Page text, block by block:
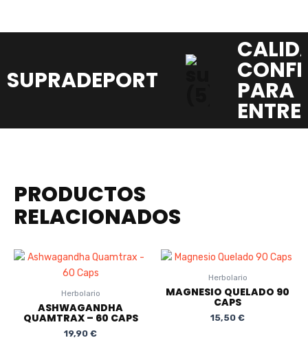
SUPRADEPORT PARA
PRODUCTOS
RELACIONADOS
Herbolario
ASHWAGANDHA
QUAMTRAX – 60 CAPS
19,90 €
Herbolario
MAGNESIO QUELADO 90
CAPS
15,50 €